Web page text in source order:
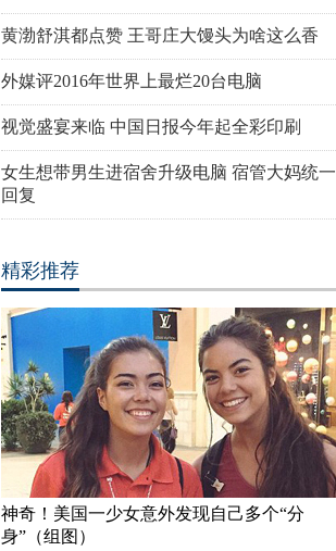
黄渤舒淇都点赞 王哥庄大馒头为啥这么香
外媒评2016年世界上最烂20台电脑
视觉盛宴来临 中国日报今年起全彩印刷
女生想带男生进宿舍升级电脑 宿管大妈统一
回复
精彩推荐
神奇！美国一少女意外发现自己多个“分
身”（组图）